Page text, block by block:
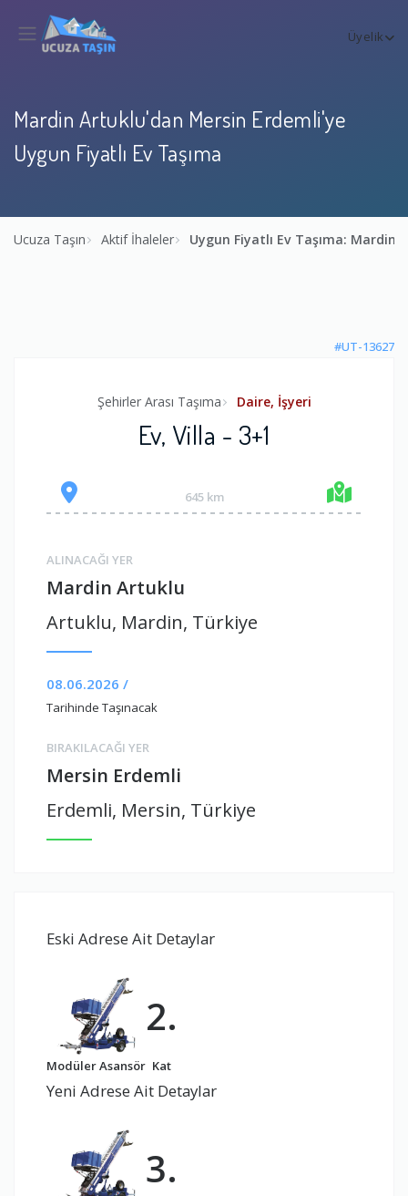
Üyelik
Mardin Artuklu'dan Mersin Erdemli'ye
Uygun Fiyatlı Ev Taşıma
Ucuza Taşın Aktif İhaleler Uygun Fiyatlı Ev Taşıma:
#UT-13627
Şehirler Arası Taşıma Daire, İşyeri
Ev, Villa - 3+1
645 km
ALINACAĞI YER
Mardin Artuklu
Artuklu, Mardin, Türkiye
08.06.2026 /
Tarihinde Taşınacak
BIRAKILACAĞI YER
Mersin Erdemli
Erdemli, Mersin, Türkiye
Eski Adrese Ait Detaylar
Modüler Asansör
2.
Kat
Yeni Adrese Ait Detaylar
3.